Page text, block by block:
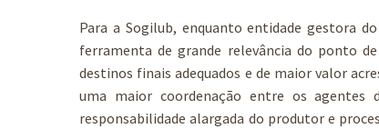
Para a Sogilub, enquanto entidade gestora
ferramenta de grande relevância do ponto
destinos finais adequados e de maior valor
uma maior coordenação entre os
responsabilidade alargada do produtor e